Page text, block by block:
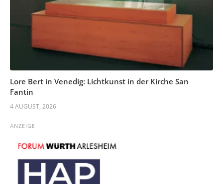
Lore Bert in Venedig: Lichtkunst in der Kirche San
Fantin
4 AUGUST, 2026
ANZEIGE